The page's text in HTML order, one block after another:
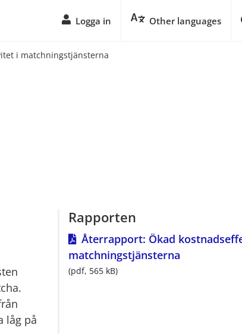
Logga in Other languages
i matchningstjänsterna
låg på
Rapporten
Återrapport: Ökad
matchningstjänsternapdf, 565 kB.
(pdf, 565 kB)